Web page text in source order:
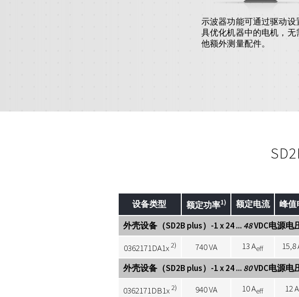
示波器功能可通过驱动设
具优化机器中的电机，无
他额外测量配件。
设备类型 额定功率1) 额定电流 峰值
外壳设备（SD2B plus）-1 x 24 ... 48VDC电源电
0362171DA1x2) 740 VA 13 Aeff 15,8
外壳设备（SD2B plus）-1 x 24 ... 80VDC电源电
0362171DB1x2) 940 VA 10 Aeff 12 A